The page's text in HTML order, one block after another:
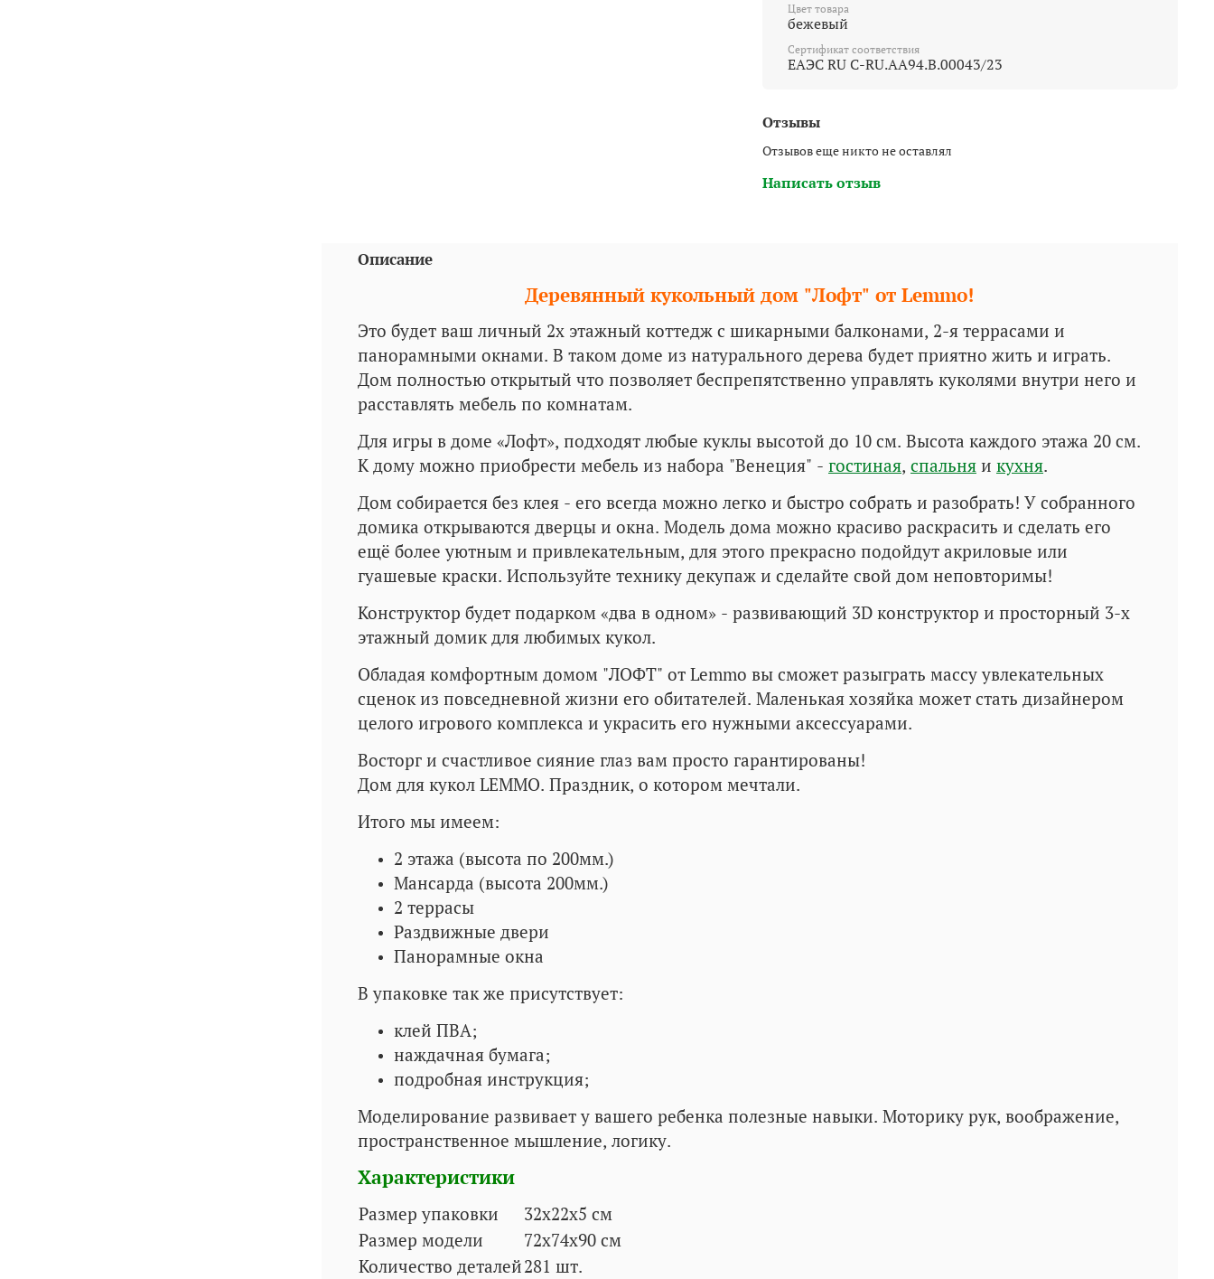
Цвет товара
бежевый
Сертификат соответствия
ЕАЭС RU С-RU.AA94.B.00043/23
Отзывы
Отзывов еще никто не оставлял
Написать отзыв
Описание
Деревянный кукольный дом "Лофт" от Lemmo!
Это будет ваш личный 2х этажный коттедж с шикарными балконами, 2-я террасами и
панорамными окнами. В таком доме из натурального дерева будет приятно жить и играть.
Дом полностью открытый что позволяет беспрепятственно управлять куколями внутри него и
расставлять мебель по комнатам.
Для игры в доме «Лофт», подходят любые куклы высотой до 10 см. Высота каждого этажа 20 см.
К дому можно приобрести мебель из набора "Венеция" - гостиная, спальняи кухня.
Дом собирается без клея - его всегда можно легко и быстро собрать и разобрать! У собранного
домика открываются дверцы и окна. Модель дома можно красиво раскрасить и сделать его
ещё более уютным и привлекательным, для этого прекрасно подойдут акриловые или
гуашевые краски. Используйте технику декупаж и сделайте свой дом неповторимы!
Конструктор будет подарком «два в одном» - развивающий 3D конструктор и просторный 3-х
этажный домик для любимых кукол.
Обладая комфортным домом "ЛОФТ" от Lemmo вы сможет разыграть массу увлекательных
сценок из повседневной жизни его обитателей. Маленькая хозяйка может стать дизайнером
целого игрового комплекса и украсить его нужными аксессуарами.
Восторг и счастливое сияние глаз вам просто гарантированы!
Дом для кукол LEMMO. Праздник, о котором мечтали.
Итого мы имеем:
2 этажа (высота по 200мм.)
Мансарда (высота 200мм.)
2 террасы
Раздвижные двери
Панорамные окна
В упаковке так же присутствует:
клей ПВА;
наждачная бумага;
подробная инструкция;
Моделирование развивает у вашего ребенка полезные навыки. Моторику рук, воображение,
пространственное мышление, логику.
Характеристики
Размер упаковки
32x22x5 см
Размер модели
72х74х90 см
Количество деталей281 шт.